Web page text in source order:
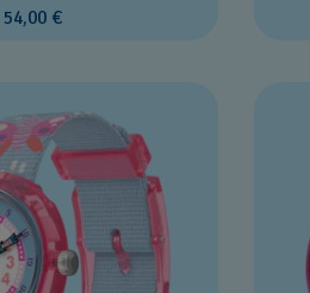
54,00 €